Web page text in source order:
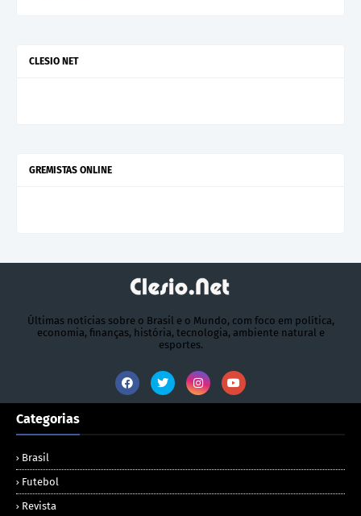
CLESIO NET
GREMISTAS ONLINE
Últimas notícias sobre o Brasil e o Mundo, com foco em política,
economia, finanças, história, tecnologia, ambiente natural e
esportes.
Categorias
Brasil
Futebol
Revista